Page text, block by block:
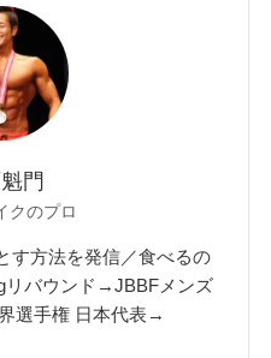
門
クのプロ
す方法を発信／食べるの
リバウンド→JBBFメンズ
選手権 日本代表→